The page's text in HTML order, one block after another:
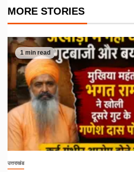
MORE STORIES
1 min read
उत्तराखंड